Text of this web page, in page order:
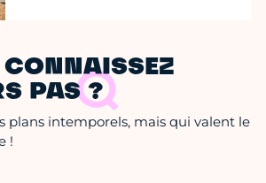
PAS ?
plans intemporels, mais qui valent le
!